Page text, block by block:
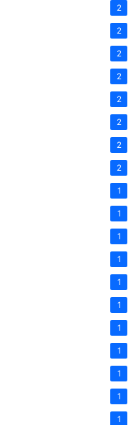
2
2
2
2
2
2
2
2
1
1
1
1
1
1
1
1
1
1
1